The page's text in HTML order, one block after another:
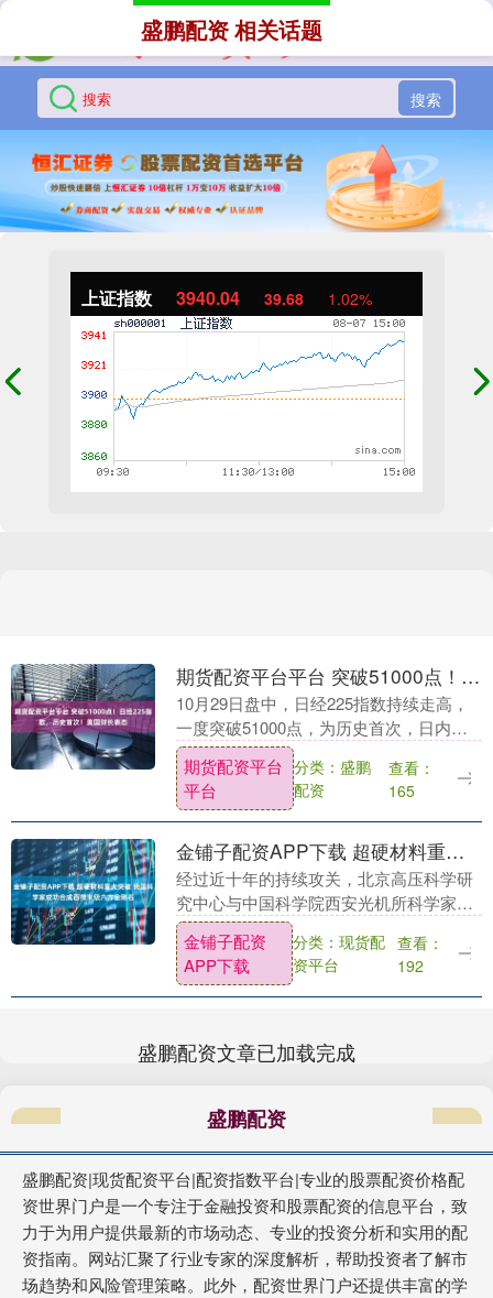
搜索
上证指数 3940.04 39.68 1.02%
盛鹏配资 相关话题
期货配资平台平台 突破51000点！日经225指数，历史首次！美国财长表态
10月29日盘中，日经225指数持续走高，
一度突破51000点，为历史首次，日内涨
1.96%。 消息面上，本周二，日本新上任
的经济财政大臣城内实表示，日元走弱
对....
期货配资平台
平台
分类：盛鹏
配资
查看：
165
金铺子配资APP下载 超硬材料重大突破 我国科学家成功合成百微米级六方金刚石
经过近十年的持续攻关，北京高压科学研
究中心与中国科学院西安光机所科学家带
领的国际研究团队成功将高质量石墨单晶
前驱体转化为百微米级、高度有序的六方
金刚石，该成果3....
金铺子配资
APP下载
分类：现货配
资平台
查看：
192
盛鹏配资文章已加载完成
盛鹏配资
盛鹏配资|现货配资平台|配资指数平台|专业的股票配资价格配
资世界门户是一个专注于金融投资和股票配资的信息平台，致
力于为用户提供最新的市场动态、专业的投资分析和实用的配
资指南。网站汇聚了行业专家的深度解析，帮助投资者了解市
场趋势和风险管理策略。此外，配资世界门户还提供丰富的学